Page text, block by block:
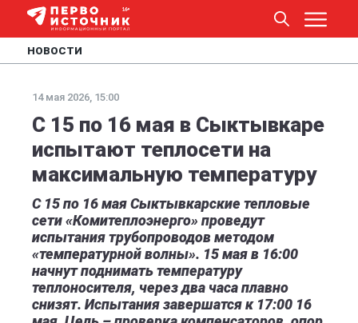
НОВОСТИ
14 мая 2026, 15:00
С 15 по 16 мая в Сыктывкаре
испытают теплосети на
максимальную температуру
С 15 по 16 мая Сыктывкарские тепловые
сети «Комитеплоэнерго» проведут
испытания трубопроводов методом
«температурной волны». 15 мая в 16:00
начнут поднимать температуру
теплоносителя, через два часа плавно
снизят. Испытания завершатся к 17:00 16